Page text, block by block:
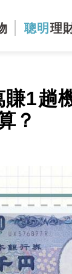
聰明 理
1趟
？